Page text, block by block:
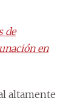
de
en
altamente